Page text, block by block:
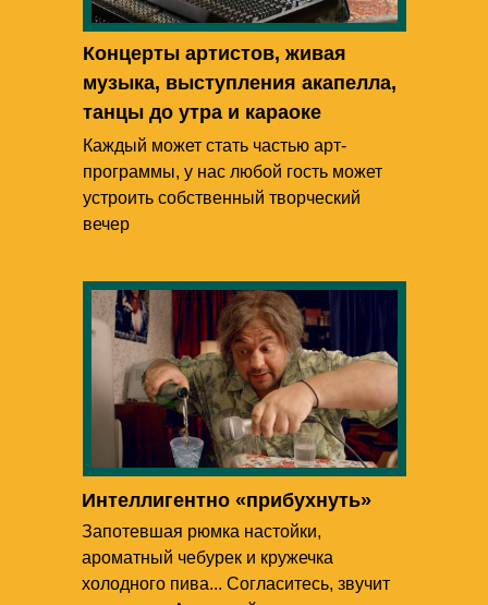
Концерты артистов, живая
музыка, выступления акапелла,
танцы до утра и караоке
Интеллигентно «прибухнуть»
Каждый может стать частью арт-
программы, у нас любой гость может
устроить собственный творческий
вечер
Запотевшая рюмка настойки,
ароматный чебурек и кружечка
холодного пива... Согласитесь, звучит